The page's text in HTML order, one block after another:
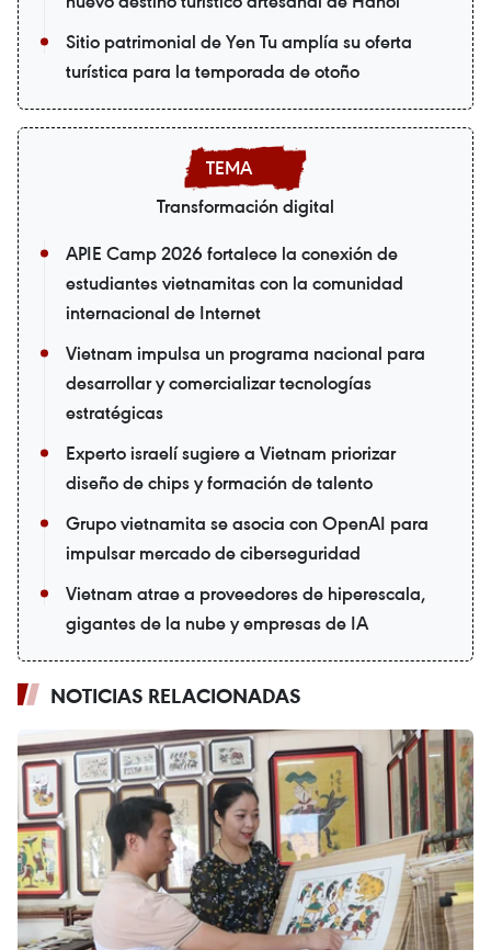
Sitio patrimonial de Yen Tu amplía su oferta
turística para la temporada de otoño
Transformación digital
APIE Camp 2026 fortalece la conexión de
estudiantes vietnamitas con la comunidad
internacional de Internet
Vietnam impulsa un programa nacional para
desarrollar y comercializar tecnologías
estratégicas
Experto israelí sugiere a Vietnam priorizar
diseño de chips y formación de talento
Grupo vietnamita se asocia con OpenAI para
impulsar mercado de ciberseguridad
Vietnam atrae a proveedores de hiperescala,
gigantes de la nube y empresas de IA
NOTICIAS RELACIONADAS